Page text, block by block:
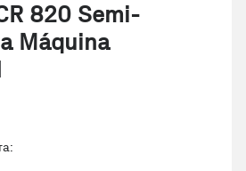
820 Semi-
Máquina